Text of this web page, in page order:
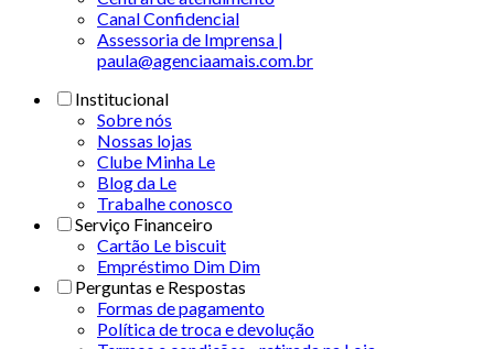
Canal Confidencial
Assessoria de Imprensa |
paula@agenciaamais.com.br
Institucional
Sobre nós
Nossas lojas
Clube Minha Le
Blog da Le
Trabalhe conosco
Serviço Financeiro
Cartão Le biscuit
Empréstimo Dim Dim
Perguntas e Respostas
Formas de pagamento
Política de troca e devolução